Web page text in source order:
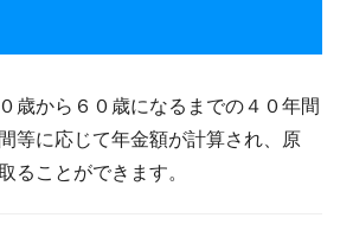
歳から６０歳になるまでの４０年間
等に応じて年金額が計算され、原
ることができます。